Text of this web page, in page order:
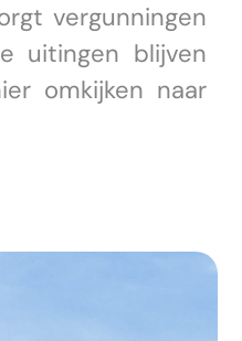
vergunningen
uitingen blijven
omkijken naar